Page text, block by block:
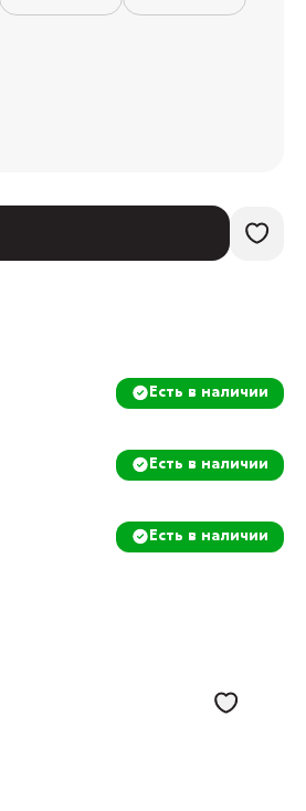
Есть в наличии
Есть в наличии
Есть в наличии